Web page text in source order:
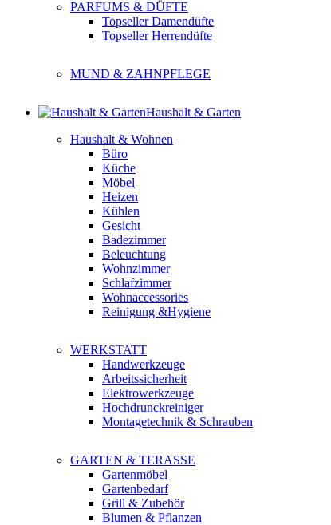
PARFUMS & DÜFTE
Topseller Damendüfte
Topseller Herrendüfte
MUND & ZAHNPFLEGE
Haushalt & Garten
Haushalt & Wohnen
Büro
Küche
Möbel
Heizen
Kühlen
Gesicht
Badezimmer
Beleuchtung
Wohnzimmer
Schlafzimmer
Wohnaccessories
Reinigung &Hygiene
WERKSTATT
Handwerkzeuge
Arbeitssicherheit
Elektrowerkzeuge
Hochdrunckreiniger
Montagetechnik & Schrauben
GARTEN & TERASSE
Gartenmöbel
Gartenbedarf
Grill & Zubehör
Blumen & Pflanzen